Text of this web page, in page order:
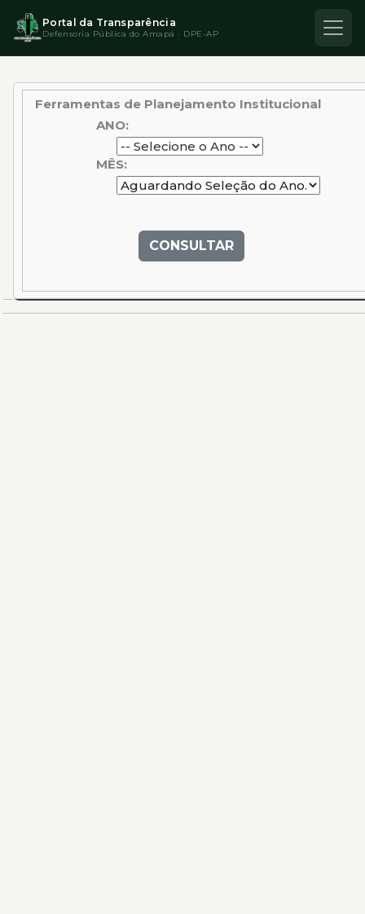
Portal da Transparência
Defensoria Pública do Amapá · DPE-AP
Ferramentas de Planejamento Institucional
ANO:
MÊS:
CONSULTAR